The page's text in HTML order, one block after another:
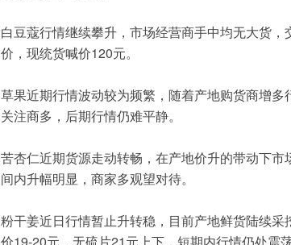
白豆蔻行情继续攀升，市场经营商手中均无大货
价，现统货喊价120元。
草果近期行情波动较为频繁，随着产地购货商增
关注商多，后期行情仍难平静。
苦杏仁近期货源走动转畅，在产地价升的带动下
间内升幅明显，商家多观望对待。
粉干姜近日行情暂止升转稳，目前产地鲜货陆续